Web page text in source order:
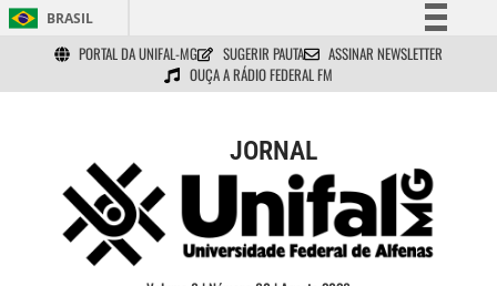
BRASIL
Simplifique!
Comunica BR
Acesso à informação
Legislação
Canais
PORTAL DA UNIFAL-MG SUGERIR PAUTA
ASSINAR NEWSLETTER
OUÇA A RÁDIO FEDERAL FM
JORNAL